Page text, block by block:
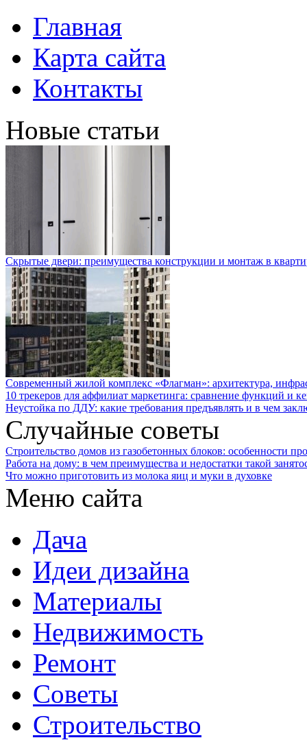
Главная
Карта сайта
Контакты
Новые статьи
Скрытые двери: преимущества конструкции и монтаж в
Современный жилой комплекс «Флагман»: архитектура,
10 трекеров для аффилиат маркетинга: сравнение функций и
Неустойка по ДДУ: какие требования предъявлять и в чем
Случайные советы
Строительство домов из газобетонных блоков: особенности
Работа на дому: в чем преимущества и недостатки такой
Что можно приготовить из молока яиц и муки в духовке
Меню сайта
Дача
Идеи дизайна
Материалы
Недвижимость
Ремонт
Советы
Строительство